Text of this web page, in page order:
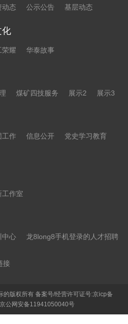
动态 公示公告 基层动态
化
荣耀 华泰故事
煤矿四技服务 展示2 展示3
工作 信息公开
党史学习教育
工作室
中心 龙8long8手机登录的人才招聘
接
的版权所有 备案号/经营许可证号:京icp备
京公网安备11941050040号